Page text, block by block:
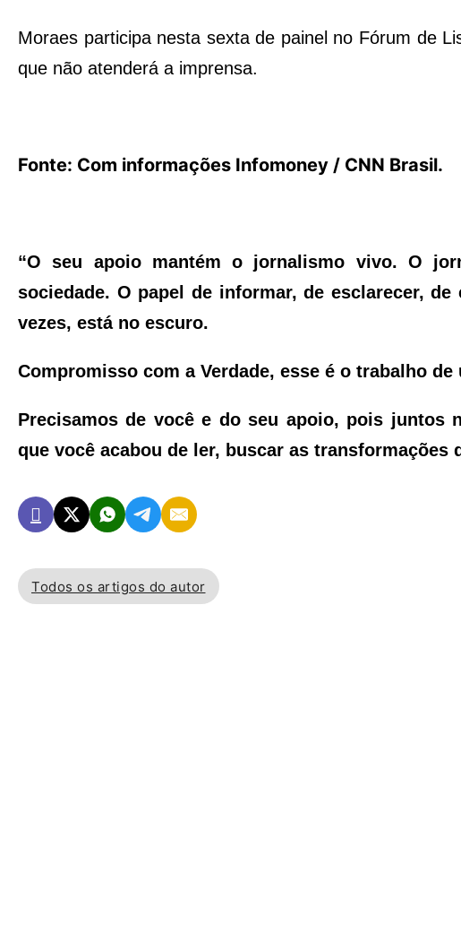
Moraes participa nesta sexta de painel no Fórum de
que não atenderá a imprensa.
Fonte: Com informações Infomoney / CNN Brasil.
“O seu apoio mantém o jornalismo vivo. O
sociedade. O papel de informar, de esclarecer,
vezes, está no escuro.
Compromisso com a Verdade, esse é o trabalho
Precisamos de você e do seu apoio, pois juntos
que você acabou de ler, buscar as transformações
Todos os artigos do autor